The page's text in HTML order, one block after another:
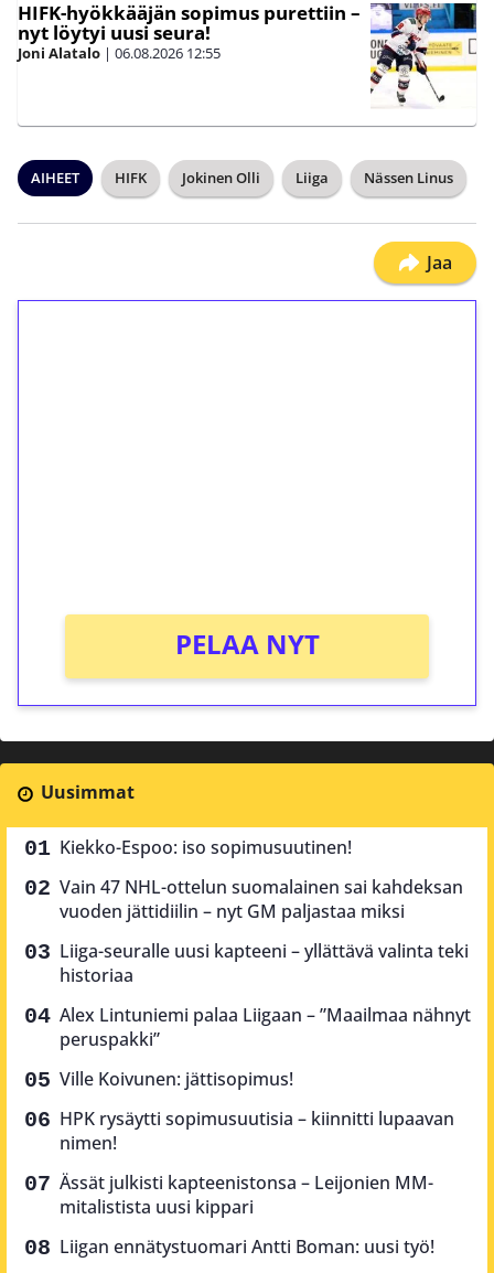
HIFK-hyökkääjän sopimus purettiin –
nyt löytyi uusi seura!
Joni Alatalo | 06.08.2026 12:55
AIHEET HIFK Jokinen Olli Liiga Nässen Linus
Jaa
PELAA NYT
Uusimmat
Kiekko-Espoo: iso sopimusuutinen!
Vain 47 NHL-ottelun suomalainen sai kahdeksan
vuoden jättidiilin – nyt GM paljastaa miksi
Liiga-seuralle uusi kapteeni – yllättävä valinta teki
historiaa
Alex Lintuniemi palaa Liigaan – ”Maailmaa nähnyt
peruspakki”
Ville Koivunen: jättisopimus!
HPK rysäytti sopimusuutisia – kiinnitti lupaavan
nimen!
Ässät julkisti kapteenistonsa – Leijonien MM-
mitalistista uusi kippari
Liigan ennätystuomari Antti Boman: uusi työ!